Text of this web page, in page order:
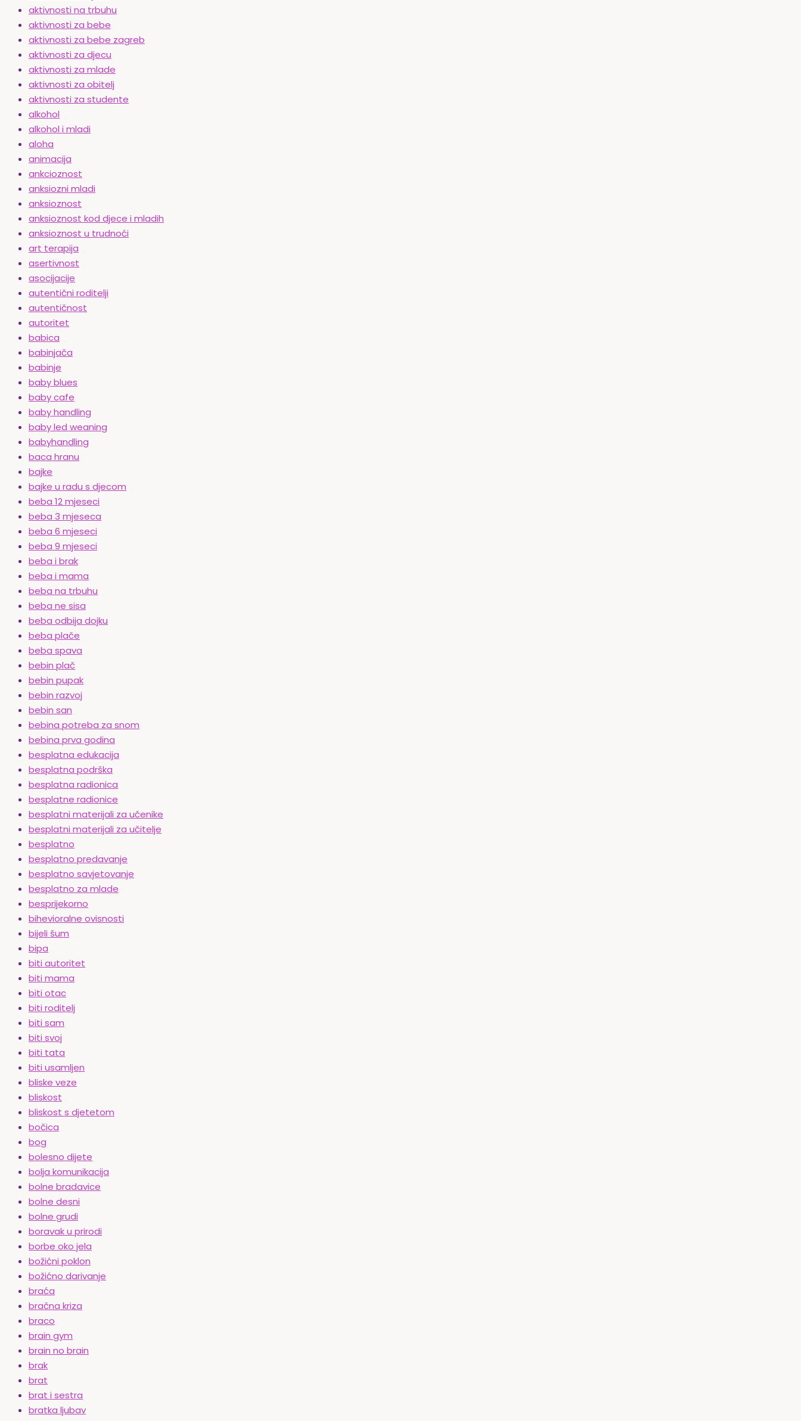
aktivnosti na trbuhu
aktivnosti za bebe
aktivnosti za bebe zagreb
aktivnosti za djecu
aktivnosti za mlade
aktivnosti za obitelj
aktivnosti za studente
alkohol
alkohol i mladi
aloha
animacija
ankcioznost
anksiozni mladi
anksioznost
anksioznost kod djece i mladih
anksioznost u trudnoći
art terapija
asertivnost
asocijacije
autentični roditelji
autentičnost
autoritet
babica
babinjača
babinje
baby blues
baby cafe
baby handling
baby led weaning
babyhandling
baca hranu
bajke
bajke u radu s djecom
beba 12 mjeseci
beba 3 mjeseca
beba 6 mjeseci
beba 9 mjeseci
beba i brak
beba i mama
beba na trbuhu
beba ne sisa
beba odbija dojku
beba plače
beba spava
bebin plač
bebin pupak
bebin razvoj
bebin san
bebina potreba za snom
bebina prva godina
besplatna edukacija
besplatna podrška
besplatna radionica
besplatne radionice
besplatni materijali za učenike
besplatni materijali za učitelje
besplatno
besplatno predavanje
besplatno savjetovanje
besplatno za mlade
besprijekorno
bihevioralne ovisnosti
bijeli šum
bipa
biti autoritet
biti mama
biti otac
biti roditelj
biti sam
biti svoj
biti tata
biti usamljen
bliske veze
bliskost
bliskost s djetetom
bočica
bog
bolesno dijete
bolja komunikacija
bolne bradavice
bolne desni
bolne grudi
boravak u prirodi
borbe oko jela
božićni poklon
božićno darivanje
braća
bračna kriza
braco
brain gym
brain no brain
brak
brat
brat i sestra
bratka ljubav